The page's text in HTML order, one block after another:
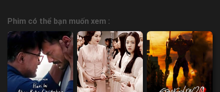
Phim có thể bạn muốn xem :